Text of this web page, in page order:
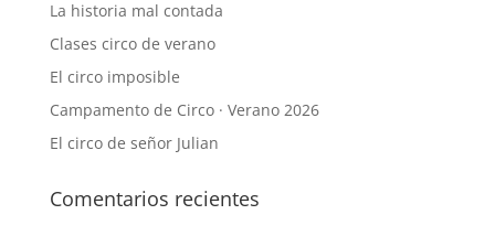
La historia mal contada
Clases circo de verano
El circo imposible
Campamento de Circo · Verano 2026
El circo de señor Julian
Comentarios recientes